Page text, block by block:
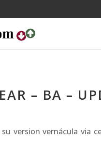
– BA –
version vernácula via